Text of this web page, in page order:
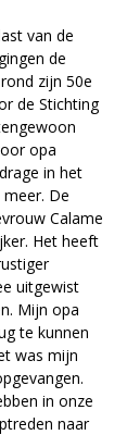
van de
de
zijn 50e
de Stichting
opa
in het
De
Calame
Het heeft
uitgewist
Mijn opa
te kunnen
was mijn
in onze
naar